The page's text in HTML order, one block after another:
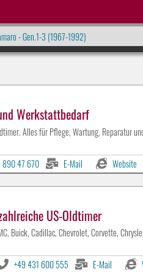
- Gen.1-3 (1967-1992)
Werkstattbedarf
Alles für Pflege, Wartung, Reparatur
890 47 670 E-Mail Website
US-Oldtimer
Buick, Cadillac, Chevrolet, Corvette,
+49 431 600 555 E-Mail